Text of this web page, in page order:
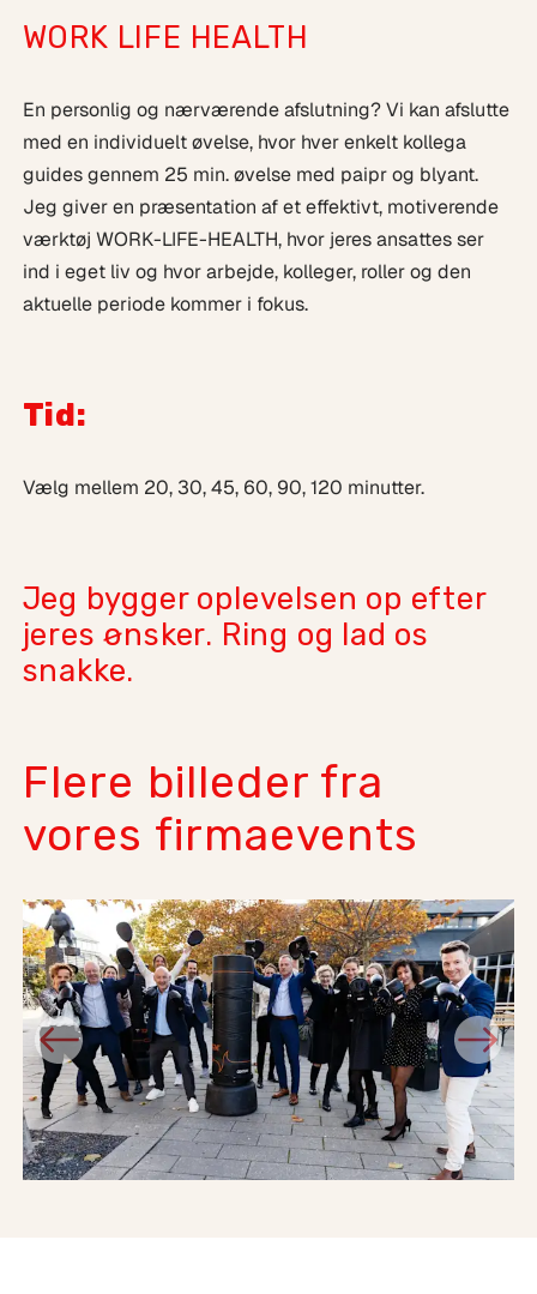
WORK LIFE HEALTH
En personlig og nærværende afslutning? Vi kan afslutte
med en individuelt øvelse, hvor hver enkelt kollega
guides gennem 25 min. øvelse med paipr og blyant.
Jeg giver en præsentation af et effektivt, motiverende
værktøj WORK-LIFE-HEALTH, hvor jeres ansattes ser
ind i eget liv og hvor arbejde, kolleger, roller og den
aktuelle periode kommer i fokus.
Tid:
Vælg mellem 20, 30, 45, 60, 90, 120 minutter.
Jeg bygger oplevelsen op efter
jeres ønsker. Ring og lad os
snakke.
Flere billeder fra
vores firmaevents
Previous Next